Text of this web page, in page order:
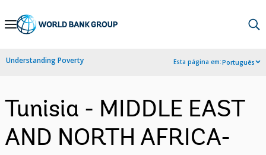
Skip
Navigation
Understanding Poverty Esta página em:Português
Tunisia - MIDDLE EAST
AND NORTH AFRICA-